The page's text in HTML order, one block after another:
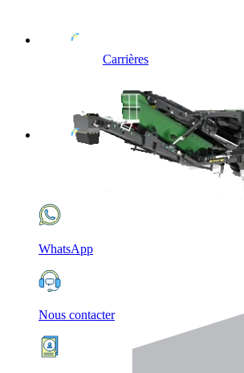
Carrières
WhatsApp
Nous contacter